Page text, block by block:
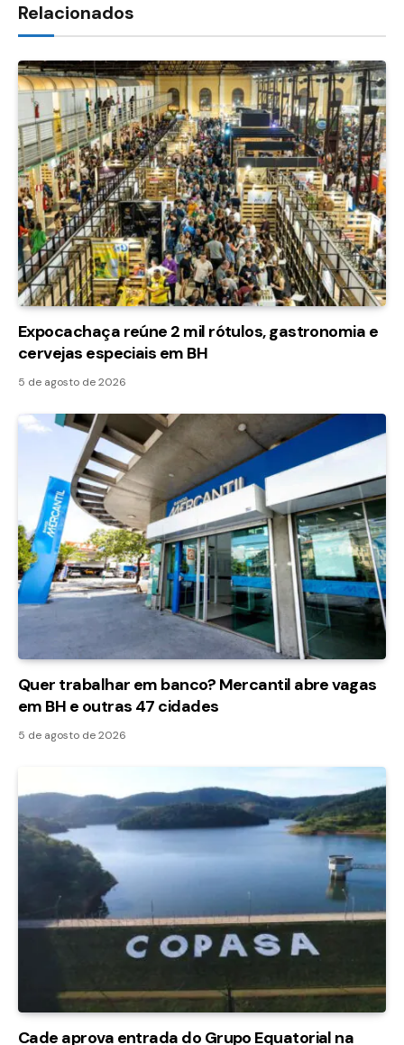
Relacionados
Expocachaça reúne 2 mil rótulos, gastronomia e
cervejas especiais em BH
5 de agosto de 2026
Quer trabalhar em banco? Mercantil abre vagas
em BH e outras 47 cidades
5 de agosto de 2026
Cade aprova entrada do Grupo Equatorial na